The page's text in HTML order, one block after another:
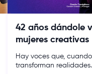
42 años dándole
mujeres creativas
Hay voces que,
transforman